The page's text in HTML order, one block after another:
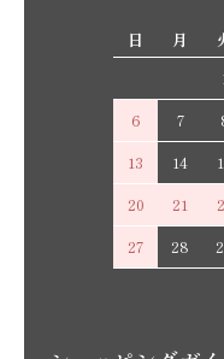
日
月
6
7
13
14
20
21
27
28